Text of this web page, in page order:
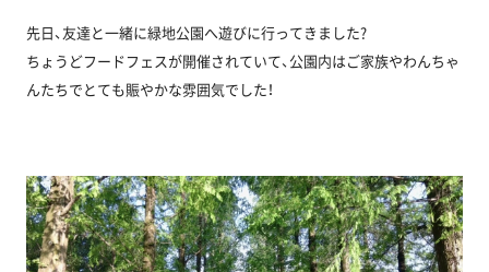
先日、友達と一緒に緑地公園へ遊びに行ってきました?
ちょうどフードフェスが開催されていて、公園内はご家族やわんちゃ
んたちでとても賑やかな雰囲気でした！